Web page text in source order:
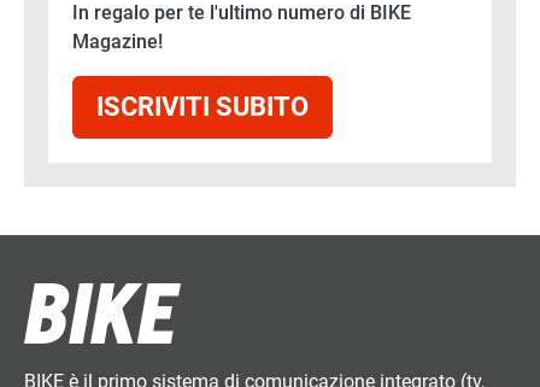
In regalo per te l'ultimo numero di BIKE
Magazine!
ISCRIVITI SUBITO
BIKE è il primo sistema di comunicazione integrato (tv,